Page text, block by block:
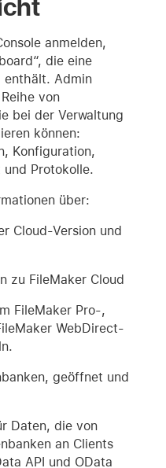
anmelden,
die eine
enthält. Admin
von
bei der Verwaltung
können:
Konfiguration,
und Protokolle.
über:
Cloud-Version und
zu FileMaker Cloud
FileMaker Pro-,
WebDirect-
geöffnet und
Daten, die von
an Clients
API und OData